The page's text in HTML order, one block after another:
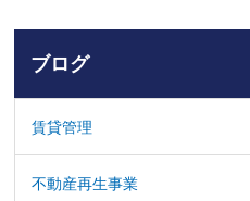
ブログ
賃貸管理
不動産再生事業